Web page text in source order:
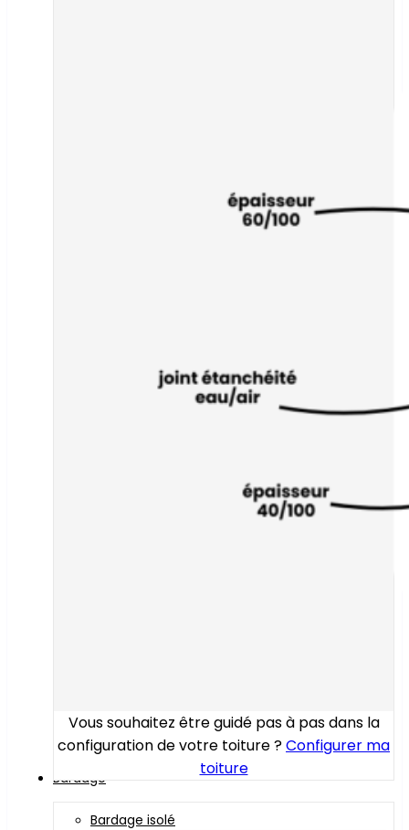
Vous souhaitez être guidé pas à pas dans la
configuration de votre toiture ?Configurer ma
toiture
Bardage
Bardage isolé